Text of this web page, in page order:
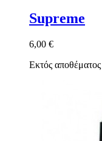
Supreme
6,00 €
Εκτός αποθέματος